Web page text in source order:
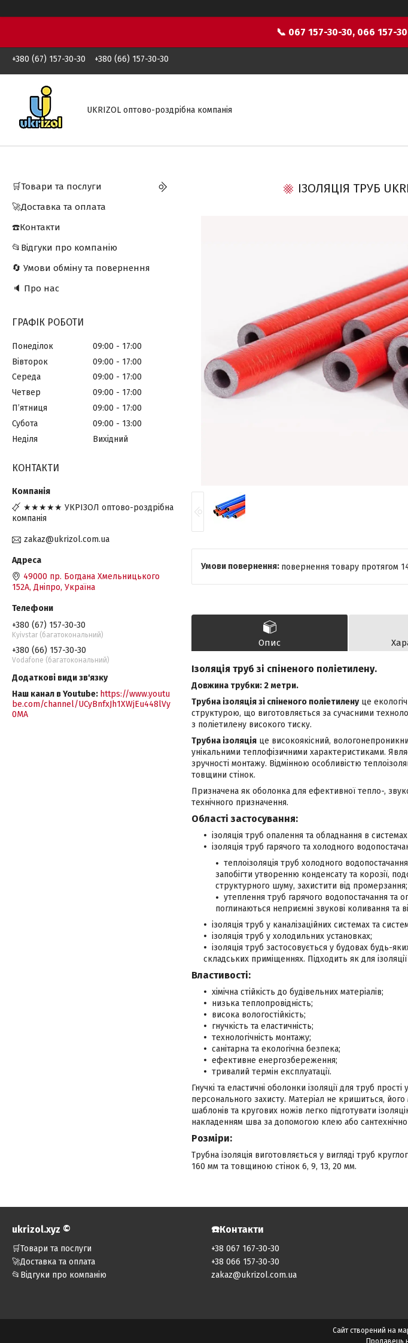
📞 067 157-30-30, 066 157-
+380 (67) 157-30-30 +380 (66) 157-30-30
UKRIZOL оптово-роздрібна компанія
ІЗОЛЯЦІЯ ТРУБ
повернення товару протягом
Опис
Ізоляція труб зі спіненого поліетилену.
Довжина трубки: 2 метри.
Трубна ізоляція зі спіненого поліетиленуце
структурою, що виготовляється за сучасними
з поліетилену високого тиску.
Трубна ізоляція це високоякісний,
унікальними теплофізичними характеристиками.
зручності монтажу. Відмінною особливістю
товщини стінок.
Призначена як оболонка для ефективної тепло-,
технічного призначення.
Області застосування:
ізоляція труб опалення та обладнання в
ізоляція труб гарячого та холодного
теплоізоляція труб холодного
запобігти утворенню конденсату та корозії,
структурного шуму, захистити від промерзання;
утеплення труб гарячого водопостачання та
поглинаються неприємні звукові коливання та
ізоляція труб у каналізаційних системах та
ізоляція труб у холодильних установках;
ізоляція труб застосовується у будовах будь-
складських приміщеннях. Підходить як для
Властивості:
хімічна стійкість до будівельних матеріалів;
низька теплопровідність;
висока вологостійкість;
гнучкість та еластичність;
технологічність монтажу;
санітарна та екологічна безпека;
ефективне енергозбереження;
тривалий термін експлуатації.
Гнучкі та еластичні оболонки ізоляції для труб
персонального захисту. Матеріал не кришиться,
шаблонів та кругових ножів легко підготувати
накладенням шва за допомогою клею або
Розміри:
Трубна ізоляція виготовляється у вигляді труб
160 мм та товщиною стінок 6, 9, 13, 20 мм.
🛒Товари та послуги
🚀Доставка та оплата
☎️Контакти
📂Відгуки про компанію
🔄 Умови обміну та повернення
🔈 Про нас
ГРАФІК РОБОТИ
Понеділок 09:00
17:00
Вівторок
09:00
17:00
Середа
09:00
17:00
Четвер
09:00
17:00
Пʼятниця
09:00
17:00
Субота
09:00
13:00
Неділя
Вихідний
КОНТАКТИ
★★★★★ УКРІЗОЛ оптово-роздрібна
компанія
zakaz@ukrizol.com.ua
49000 пр. Богдана Хмельницького
152А, Дніпро, Україна
+380 (67) 157-30-30
Kyivstar (багатокональний)
+380 (66) 157-30-30
Vodafone (багатокональний)
Наш канал в Youtube https://www.youtu
be.com/channel/UCyBnfxJh1XWjEu448lVy
0MA
ukrizol.xyz ©️
🛒Товари та послуги
🚀Доставка та оплата
📂Відгуки про компанію
☎️Контакти
+38 067 167-30-30
+38 066 157-30-30
zakaz@ukrizol.com.ua
Сайт створений на
Продавець